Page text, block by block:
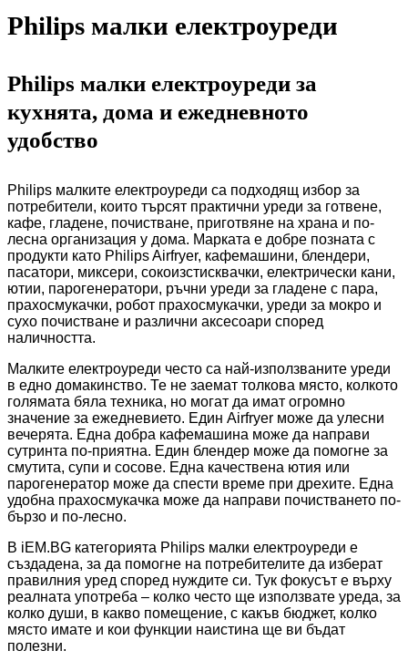
Philips малки електроуреди
Philips малки електроуреди за
кухнята, дома и ежедневното
удобство
Philips малките електроуреди са подходящ избор за
потребители, които търсят практични уреди за готвене,
кафе, гладене, почистване, приготвяне на храна и по-
лесна организация у дома. Марката е добре позната с
продукти като Philips Airfryer, кафемашини, блендери,
пасатори, миксери, сокоизстисквачки, електрически кани,
ютии, парогенератори, ръчни уреди за гладене с пара,
прахосмукачки, робот прахосмукачки, уреди за мокро и
сухо почистване и различни аксесоари според
наличността.
Малките електроуреди често са най-използваните уреди
в едно домакинство. Те не заемат толкова място, колкото
голямата бяла техника, но могат да имат огромно
значение за ежедневието. Един Airfryer може да улесни
вечерята. Една добра кафемашина може да направи
сутринта по-приятна. Един блендер може да помогне за
смутита, супи и сосове. Една качествена ютия или
парогенератор може да спести време при дрехите. Една
удобна прахосмукачка може да направи почистването по-
бързо и по-лесно.
В iEM.BG категорията Philips малки електроуреди е
създадена, за да помогне на потребителите да изберат
правилния уред според нуждите си. Тук фокусът е върху
реалната употреба – колко често ще използвате уреда, за
колко души, в какво помещение, с какъв бюджет, колко
място имате и кои функции наистина ще ви бъдат
полезни.